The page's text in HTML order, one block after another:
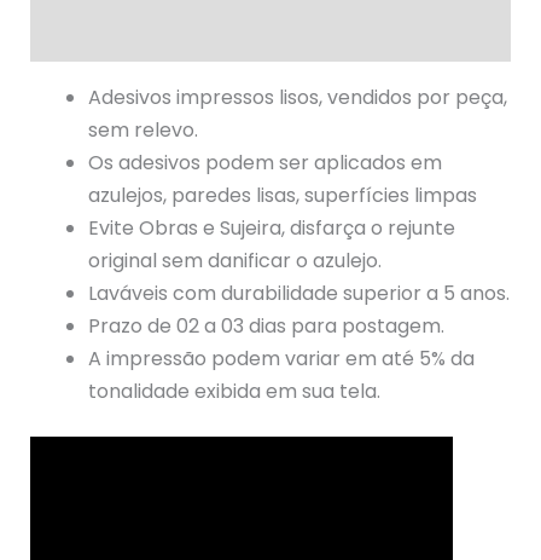
Adesivos impressos lisos, vendidos por peça,
sem relevo.
Os adesivos podem ser aplicados em
azulejos, paredes lisas, superfícies limpas
Evite Obras e Sujeira, disfarça o rejunte
original sem danificar o azulejo.
Laváveis com durabilidade superior a 5 anos.
Prazo de 02 a 03 dias para postagem.
A impressão podem variar em até 5% da
tonalidade exibida em sua tela.